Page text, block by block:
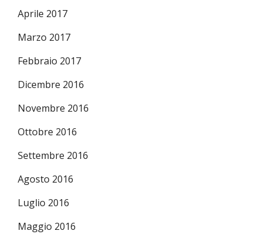
Aprile 2017
Marzo 2017
Febbraio 2017
Dicembre 2016
Novembre 2016
Ottobre 2016
Settembre 2016
Agosto 2016
Luglio 2016
Maggio 2016